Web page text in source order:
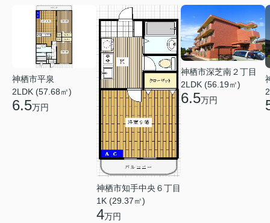
神栖市平泉
2LDK (57.68㎡)
6.5万円
神栖市知手中央６丁目
1K (29.37㎡)
4万円
神栖市深芝南２丁目
2LDK (56.19㎡)
6.5万円